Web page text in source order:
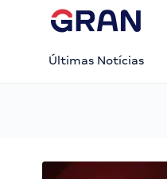
Últimas Notícias